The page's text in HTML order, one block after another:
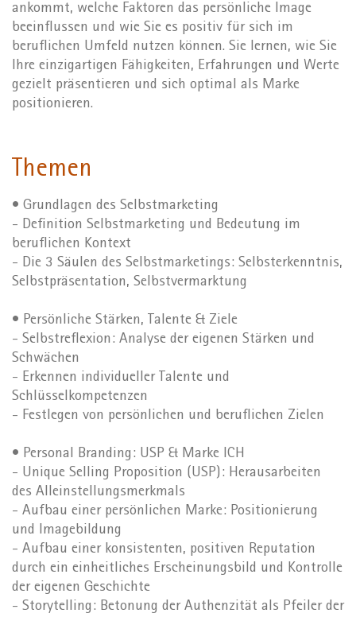
ankommt, welche Faktoren das persönliche Image
beeinflussen und wie Sie es positiv für sich im
beruflichen Umfeld nutzen können. Sie lernen, wie Sie
Ihre einzigartigen Fähigkeiten, Erfahrungen und Werte
gezielt präsentieren und sich optimal als Marke
positionieren.
Themen
• Grundlagen des Selbstmarketing
- Definition Selbstmarketing und Bedeutung im
beruflichen Kontext
- Die 3 Säulen des Selbstmarketings: Selbsterkenntnis,
Selbstpräsentation, Selbstvermarktung
• Persönliche Stärken, Talente & Ziele
- Selbstreflexion: Analyse der eigenen Stärken und
Schwächen
- Erkennen individueller Talente und
Schlüsselkompetenzen
- Festlegen von persönlichen und beruflichen Zielen
• Personal Branding: USP & Marke ICH
- Unique Selling Proposition (USP): Herausarbeiten
des Alleinstellungsmerkmals
- Aufbau einer persönlichen Marke: Positionierung
und Imagebildung
- Aufbau einer konsistenten, positiven Reputation
durch ein einheitliches Erscheinungsbild und Kontrolle
der eigenen Geschichte
- Storytelling: Betonung der Authenzität als Pfeiler der